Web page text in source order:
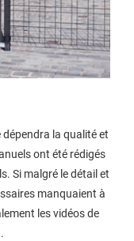
dépendra la qualité et
ont été rédigés
Si malgré le détail et
manquaient à
les vidéos de